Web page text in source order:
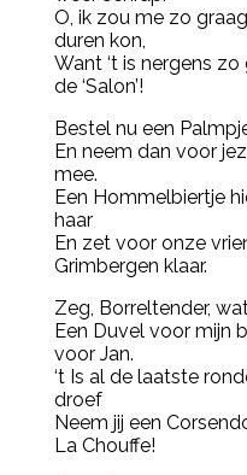
O, ik zou me zo
duren kon,
Want ‘t is nergens
de ‘Salon’!
Bestel nu een
En neem dan voor
mee.
Een Hommelbiertje
haar
En zet voor onze
Grimbergen klaar.
Zeg, Borreltender,
Een Duvel voor mijn
voor Jan.
‘t Is al de laatste
droef
Neem jij een
La Chouffe!